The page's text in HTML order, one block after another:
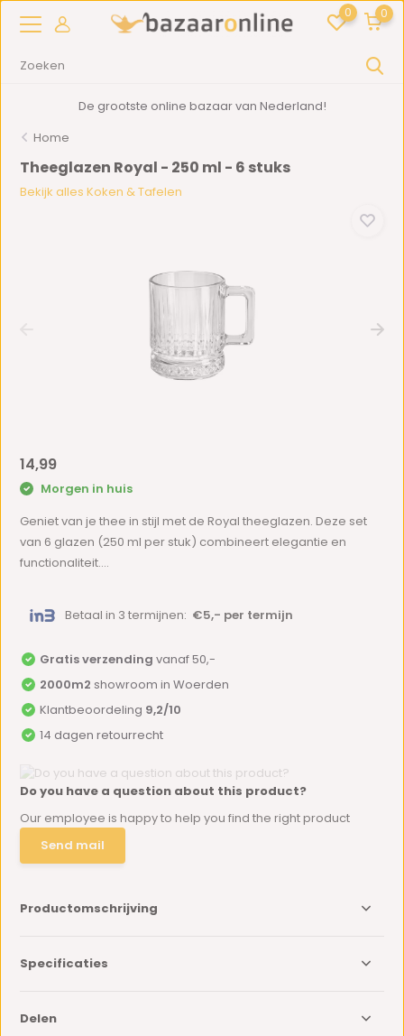
0 0
De grootste online bazaar van Nederland!
Home
Theeglazen Royal - 250 ml - 6 stuks
Bekijk alles Koken & Tafelen
14,99
Morgen in huis
Geniet van je thee in stijl met de Royal theeglazen. Deze set
van 6 glazen (250 ml per stuk) combineert elegantie en
functionaliteit....
Betaal in 3 termijnen: €5,- per termijn
Gratis verzending vanaf 50,-
2000m2 showroom in Woerden
Klantbeoordeling 9,2/10
14 dagen retourrecht
Do you have a question about this product?
Our employee is happy to help you find the right product
Send mail
Productomschrijving
Specificaties
Delen